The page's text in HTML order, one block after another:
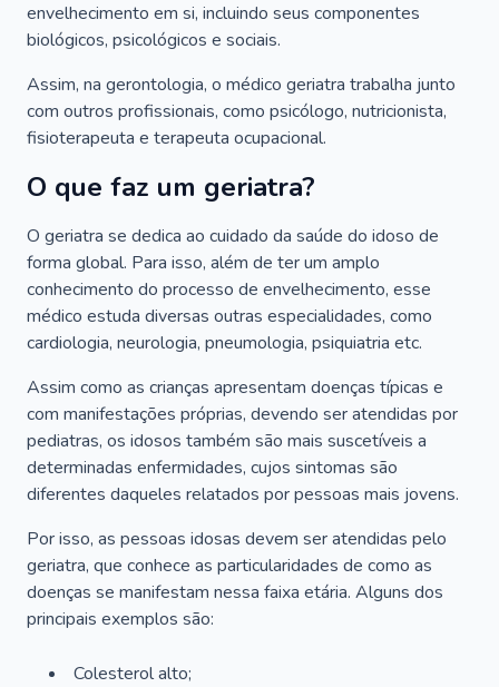
envelhecimento em si, incluindo seus componentes
biológicos, psicológicos e sociais.
Assim, na gerontologia, o médico geriatra trabalha junto
com outros profissionais, como psicólogo, nutricionista,
fisioterapeuta e terapeuta ocupacional.
O que faz um geriatra?
O geriatra se dedica ao cuidado da saúde do idoso de
forma global. Para isso, além de ter um amplo
conhecimento do processo de envelhecimento, esse
médico estuda diversas outras especialidades, como
cardiologia, neurologia, pneumologia, psiquiatria etc.
Assim como as crianças apresentam doenças típicas e
com manifestações próprias, devendo ser atendidas por
pediatras, os idosos também são mais suscetíveis a
determinadas enfermidades, cujos sintomas são
diferentes daqueles relatados por pessoas mais jovens.
Por isso, as pessoas idosas devem ser atendidas pelo
geriatra, que conhece as particularidades de como as
doenças se manifestam nessa faixa etária. Alguns dos
principais exemplos são:
Colesterol alto;